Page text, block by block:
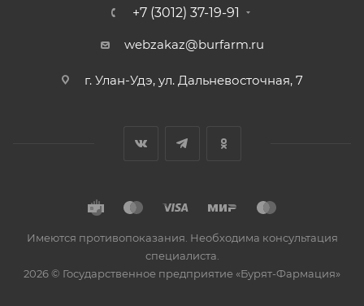
+7 (3012) 37-19-91
webzakaz@burfarm.ru
г. Улан-Удэ, ул. Дальневосточная, 7
Имеются противопоказания. Необходима консультация
специалиста.
2026 © Государственное предприятие «Бурят-Фармация»